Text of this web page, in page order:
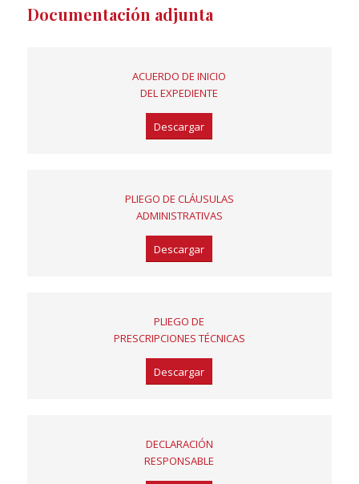
Documentación adjunta
ACUERDO DE INICIO
DEL EXPEDIENTE
Descargar
PLIEGO DE CLÁUSULAS
ADMINISTRATIVAS
Descargar
PLIEGO DE
PRESCRIPCIONES TÉCNICAS
Descargar
DECLARACIÓN
RESPONSABLE